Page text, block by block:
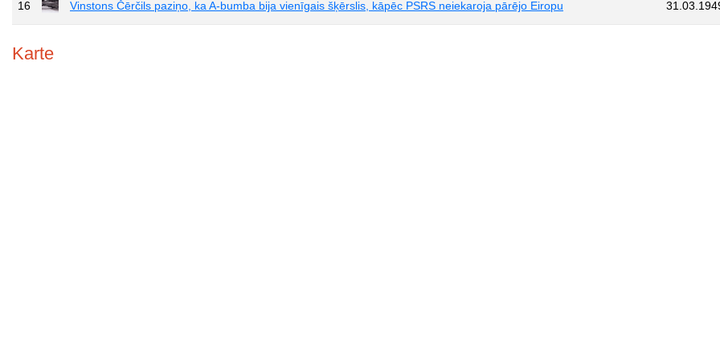
16 Vinstons Čērčils paziņo, ka A-bumba bija vienīgais šķērslis, kāpēc PSRS neiekaroja pārējo Eiropu
Karte